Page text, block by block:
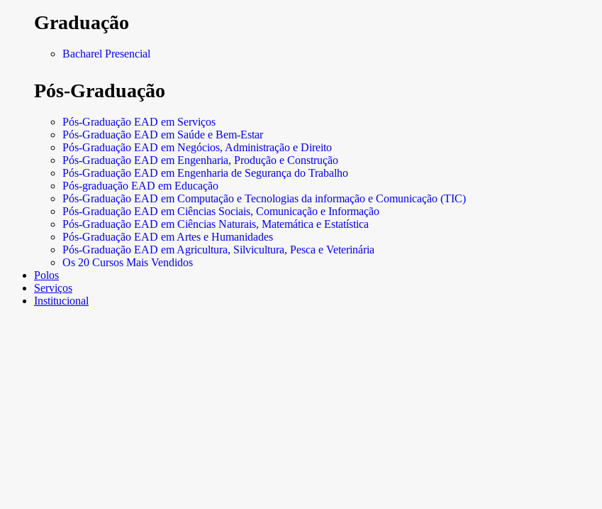
Graduação
Bacharel Presencial
Pós-Graduação
Pós-Graduação EAD em Serviços
Pós-Graduação EAD em Saúde e Bem-Estar
Pós-Graduação EAD em Negócios, Administração e Direito
Pós-Graduação EAD em Engenharia, Produção e Construção
Pós-Graduação EAD em Engenharia de Segurança do Trabalho
Pós-graduação EAD em Educação
Pós-Graduação EAD em Computação e Tecnologias da informação e Comunicação (TIC)
Pós-Graduação EAD em Ciências Sociais, Comunicação e Informação
Pós-Graduação EAD em Ciências Naturais, Matemática e Estatística
Pós-Graduação EAD em Artes e Humanidades
Pós-Graduação EAD em Agricultura, Silvicultura, Pesca e Veterinária
Os 20 Cursos Mais Vendidos
Polos
Serviços
Institucional